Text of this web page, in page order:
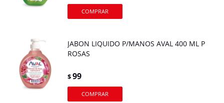
JABON LIQUIDO P/MANOS AVAL 400 ML P
ROSAS
$99